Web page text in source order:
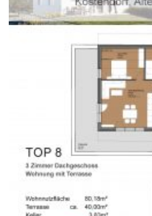
Wir schaffen Lebensräume, die
Innenwelt verbinden. Das
Impressum
Datenschutzerklärung –